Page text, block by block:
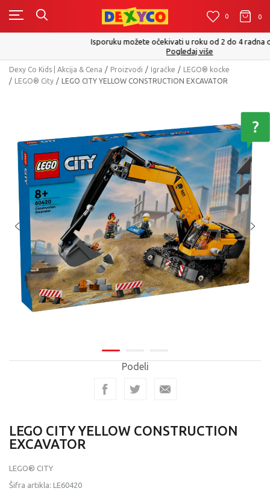
0 0 0
Isporuku možete očekivati u roku od 2 do 4 radna dana!
Dexy Co Kids | Akcija & Cena Proizvodi Igračke
LEGO® kocke
LEGO® City
LEGO CITY YELLOW CONSTRUCTION EXCAVATOR
Podeli
LEGO CITY YELLOW CONSTRUCTION
EXCAVATOR
LEGO® CITY
Šifra artikla: LE60420